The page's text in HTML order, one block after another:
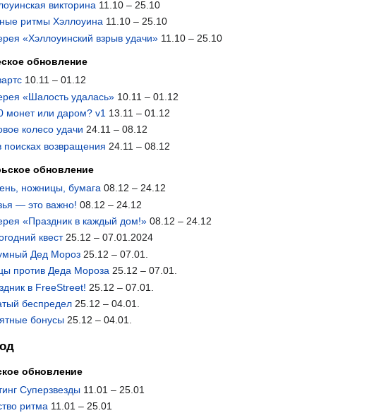
викторина 11.10 – 25.10
ритмы Хэллоуина 11.10 – 25.10
«Хэллоуинский взрыв удачи» 11.10 – 25.10
обновление
10.11 – 01.12
«Шалость удалась» 10.11 – 01.12
монет или даром? v1 13.11 – 01.12
колесо удачи 24.11 – 08.12
поисках возвращения 24.11 – 08.12
обновление
ножницы, бумага 08.12 – 24.12
— это важно! 08.12 – 24.12
«Праздник в каждый дом!» 08.12 – 24.12
квест25.12 – 07.01.2024
Дед Мороз 25.12 – 07.01.
против Деда Мороза 25.12 – 07.01.
в FreeStreet! 25.12 – 07.01.
беспредел 25.12 – 04.01.
бонусы 25.12 – 04.01.
обновление
Суперзвезды 11.01 – 25.01
ритма 11.01 – 25.01